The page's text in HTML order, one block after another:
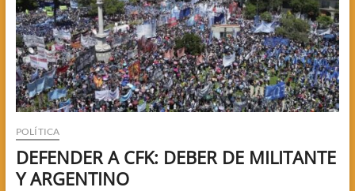
POLÍTICA
DEFENDER A CFK: DEBER DE MILITANTE
Y ARGENTINO